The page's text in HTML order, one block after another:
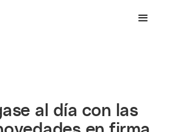
al día con las